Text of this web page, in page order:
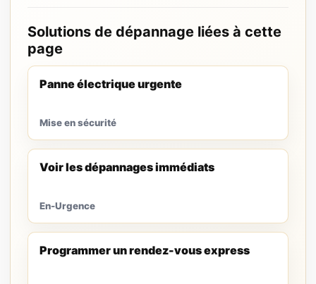
Solutions de dépannage liées à cette
page
Panne électrique urgente
Mise en sécurité
Voir les dépannages immédiats
En-Urgence
Programmer un rendez-vous express